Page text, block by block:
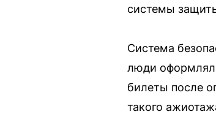
системы
Система
люди
билеты после
такого